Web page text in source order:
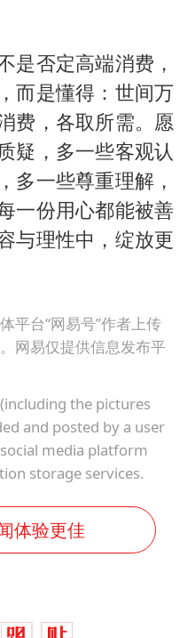
是否定高端消费，
而是懂得：世间万
费，各取所需。愿
疑，多一些客观认
多一些尊重理解，
一份用心都能被善
与理性中，绽放更
平台“网易号”作者上传
网易仅提供信息发布平
the pictures
and posted by a user
media platform
storage services.
体验更佳